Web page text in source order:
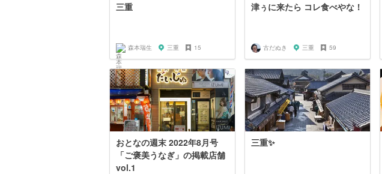
三重
森本瑞生 三重 15
津ぅに来たら コレ食べやな！
古だぬき 三重 59
おとなの週末 2022年8月号
「ご褒美うなぎ」の掲載店舗
vol.1
三重✨